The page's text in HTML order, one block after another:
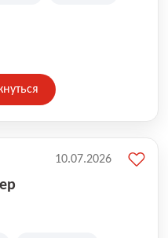
с компаниями из
10.07.2026